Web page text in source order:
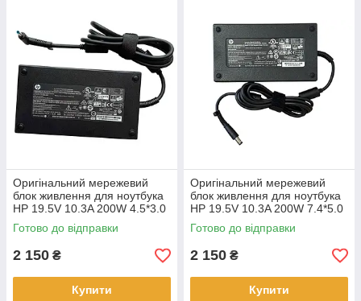
Оригінальний мережевий
блок живлення для ноутбука
HP 19.5V 10.3A 200W 4.5*3.0
mm slim
Готово до відправки
2 150 ₴
Купити
Оригінальний мережевий
блок живлення для ноутбука
HP 19.5V 10.3A 200W 7.4*5.0
mm slim
Готово до відправки
2 150 ₴
Купити